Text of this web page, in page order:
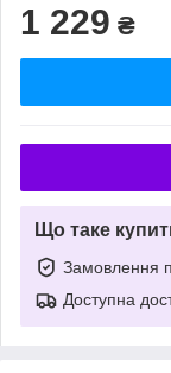
1 229 ₴
Що таке
Замовлення
Доступна